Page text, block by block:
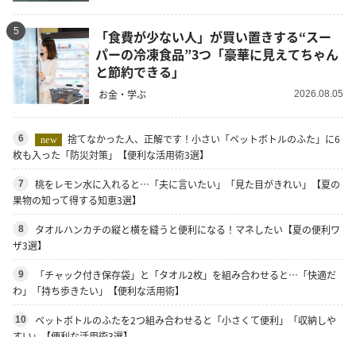
5
「食費が少ない人」が買い置きする“スー
パーの冷凍食品”3つ「豪華に見えてちゃん
と節約できる」
お金・学ぶ 2026.08.05
6 new
捨てなかった人、正解です！小さい「ペットボトルのふた」に6
枚も入った「防災対策」【便利な活用術3選】
7
桃をレモン水に入れると…「夫に言いたい」「見た目がきれい」【夏の
果物の知って得する知恵3選】
8
タオルハンカチの縦と横を縫うと便利になる！マネしたい【夏の便利ワ
ザ3選】
9
「チャック付き保存袋」と「タオル2枚」を組み合わせると…「快適だ
わ」「持ち歩きたい」【便利な活用術】
10
ペットボトルのふたを2つ組み合わせると「小さくて便利」「収納しや